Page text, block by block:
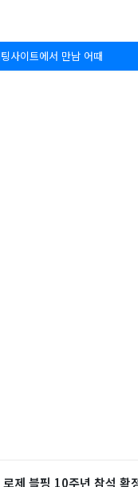
사이트에서 만남 어때
로제 블핑 10주년 참석 확